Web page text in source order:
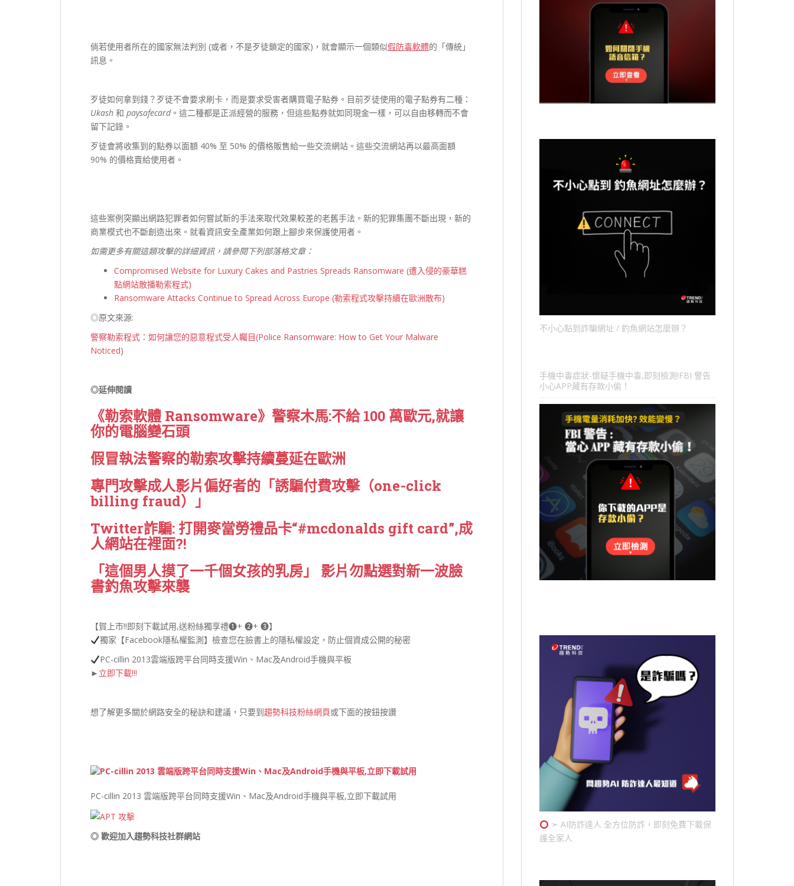
倘若使用者所在的國家無法判別 (或者，不是歹徒鎖定的國家)，就會顯示一個類似假防毒軟體的「傳統」
訊息。
歹徒如何拿到錢？歹徒不會要求刷卡，而是要求受害者購買電子點券。目前歹徒使用的電子點券有二種：
Ukash 和 paysafecard。這二種都是正派經營的服務，但這些點券就如同現金一樣，可以自由移轉而不會
留下記錄。
歹徒會將收集到的點券以面額 40% 至 50% 的價格販售給一些交流網站。這些交流網站再以最高面額
90% 的價格賣給使用者。
這些案例突顯出網路犯罪者如何嘗試新的手法來取代效果較差的老舊手法。新的犯罪集團不斷出現，新的
商業模式也不斷創造出來。就看資訊安全產業如何跟上腳步來保護使用者。
如需更多有關這類攻擊的詳細資訊，請參閱下列部落格文章：
Compromised Website for Luxury Cakes and Pastries Spreads Ransomware (遭入侵的豪華糕
點網站散播勒索程式)
Ransomware Attacks Continue to Spread Across Europe (勒索程式攻擊持續在歐洲散布)
◎原文來源:
警察勒索程式：如何讓您的惡意程式受人矚目(Police Ransomware: How to Get Your Malware
Noticed)
◎延伸閱讀
《勒索軟體 Ransomware》警察木馬:不給 100 萬歐元,就讓
你的電腦變石頭
假冒執法警察的勒索攻擊持續蔓延在歐洲
專門攻擊成人影片偏好者的「誘騙付費攻擊（one-click
billing fraud）」
Twitter詐騙: 打開麥當勞禮品卡“#mcdonalds gift card”,成
人網站在裡面?!
「這個男人摸了一千個女孩的乳房」 影片勿點選對新一波臉
書釣魚攻擊來襲
【賀上市!!即刻下載試用,送粉絲獨享禮❶+ ❷+ ❸】
獨家【Facebook隱私權監測】檢查您在臉書上的隱私權設定，防止個資成公開的秘密
PC-cillin 2013雲端版跨平台同時支援Win、Mac及Android手機與平板
► 立即下載!!!
想了解更多關於網路安全的秘訣和建議，只要到趨勢科技粉絲網頁或下面的按鈕按讚
PC-cillin 2013 雲端版跨平台同時支援Win、Mac及Android手機與平板,立即下載試用
◎ 歡迎加入趨勢科技社群網站
不小心點到詐騙網址 / 釣魚網站怎麼辦？
手機中毒症狀-懷疑手機中毒,即刻檢測!FBI 警告
小心APP藏有存款小偷！
➣ AI防詐達人 全方位防詐，即刻免費下載保
護全家人